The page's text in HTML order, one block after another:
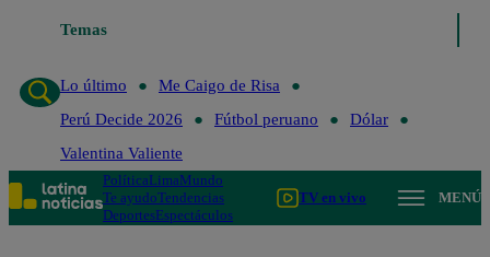
Temas
Lo último
Me Caigo de Risa
Perú Decide 2026
Fútbol peruano
Dólar
Valentina Valiente
PolíticaLimaMundo
Te ayudoTendencias
DeportesEspectáculos
TV en vivo MENÚ